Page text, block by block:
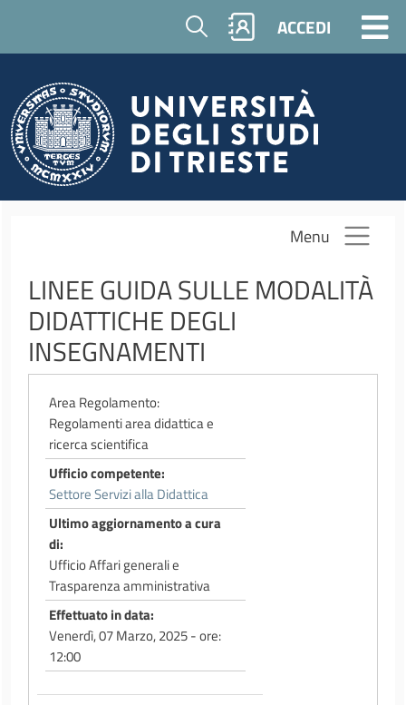
Salta al contenuto principale
Cerca ACCEDI
Menu
LINEE GUIDA SULLE MODALITÀ
DIDATTICHE DEGLI
INSEGNAMENTI
Area Regolamento
Regolamenti area didattica e
ricerca scientifica
Ufficio competente
Settore Servizi alla Didattica
Ultimo aggiornamento a cura
di
Ufficio Affari generali e
Trasparenza amministrativa
Effettuato in data
Venerdì, 07 Marzo, 2025 - ore:
12:00